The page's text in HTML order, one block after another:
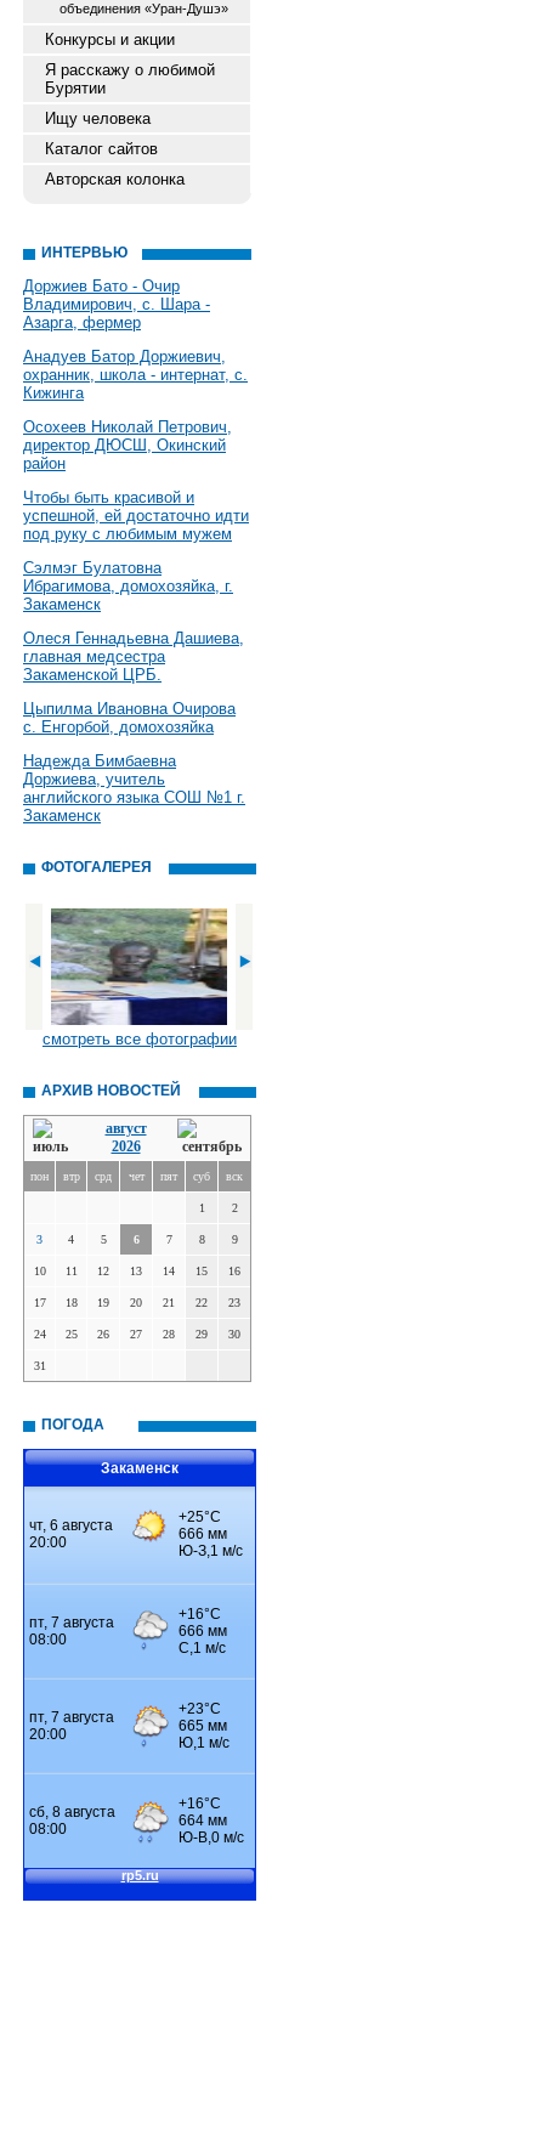
объединения «Уран-Душэ»
Конкурсы и акции
Я расскажу о любимой
Бурятии
Ищу человека
Каталог сайтов
Авторская колонка
ИНТЕРВЬЮ
Доржиев Бато - Очир
Владимирович, с. Шара -
Азарга, фермер
Анадуев Батор Доржиевич,
охранник, школа - интернат, с.
Кижинга
Осохеев Николай Петрович,
директор ДЮСШ, Окинский
район
Чтобы быть красивой и
успешной, ей достаточно идти
под руку с любимым мужем
Сэлмэг Булатовна
Ибрагимова, домохозяйка, г.
Закаменск
Олеся Геннадьевна Дашиева,
главная медсестра
Закаменской ЦРБ.
Цыпилма Ивановна Очирова
с. Енгорбой, домохозяйка
Надежда Бимбаевна
Доржиева, учитель
английского языка СОШ №1 г.
Закаменск
ФОТОГАЛЕРЕЯ
смотреть все фотографии
АРХИВ НОВОСТЕЙ
август
2026
пон втр срд чет пят суб вск
1 2
3 4 5 6 7 8 9
10 11 12 13 14 15 16
17 18 19 20 21 22 23
24 25 26 27 28 29 30
31
ПОГОДА
Закаменск